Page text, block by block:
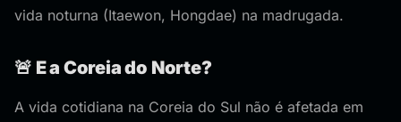
vida noturna (Itaewon, Hongdae) na madrugada.
🚨 E a Coreia do Norte?
A vida cotidiana na Coreia do Sul não é afetada em